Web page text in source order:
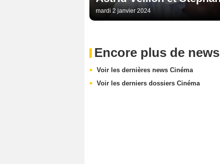
mardi 2 janvier 2024
Encore plus de
Voir les dernières news Cinéma
Voir les derniers dossiers Cinéma